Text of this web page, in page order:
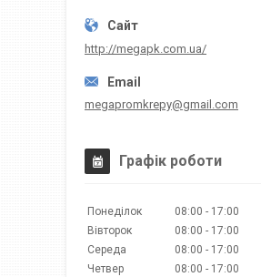
http://megapk.com.ua/
megapromkrepy@gmail.com
Графік роботи
Понеділок 08:00
17:00
Вівторок
08:00
17:00
Середа
08:00
17:00
Четвер
08:00
17:00